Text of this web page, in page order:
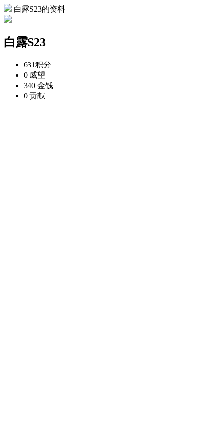
白露S23的资料
白露S23
631积分
0 威望
340 金钱
0 贡献